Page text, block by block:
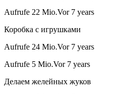
Aufrufe 22 Mio.Vor 7 years
Коробка с игрушками
Aufrufe 24 Mio.Vor 7 years
Aufrufe 5 Mio.Vor 7 years
Делаем желейных жуков